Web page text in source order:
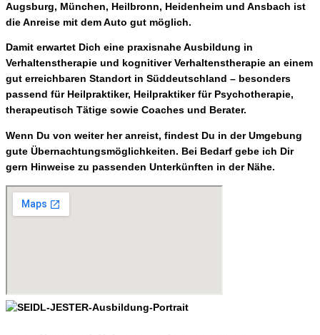
Augsburg, München, Heilbronn, Heidenheim und Ansbach ist
die Anreise mit dem Auto gut möglich.
Damit erwartet Dich eine praxisnahe Ausbildung in
Verhaltenstherapie und kognitiver Verhaltenstherapie an einem
gut erreichbaren Standort in Süddeutschland – besonders
passend für Heilpraktiker, Heilpraktiker für Psychotherapie,
therapeutisch Tätige sowie Coaches und Berater.
Wenn Du von weiter her anreist, findest Du in der Umgebung
gute Übernachtungsmöglichkeiten. Bei Bedarf gebe ich Dir
gern Hinweise zu passenden Unterkünften in der Nähe.